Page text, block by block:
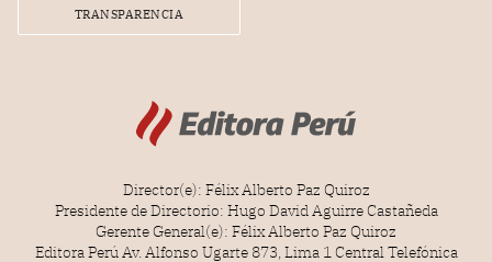
TRANSPARENCIA
Director(e): Félix Alberto Paz Quiroz
Presidente de Directorio: Hugo David Aguirre Castañeda
Gerente General(e): Félix Alberto Paz Quiroz
Editora Perú Av. Alfonso Ugarte 873, Lima 1 Central Telefónica